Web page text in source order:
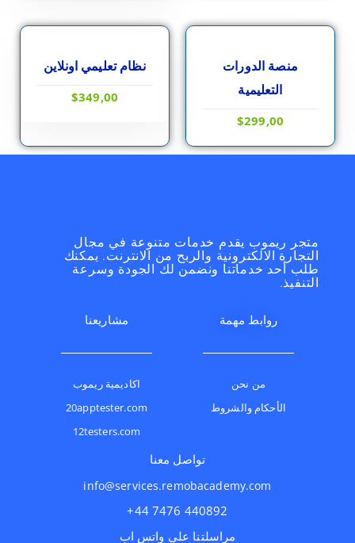
شراء أحد الخيارات
منصة الدورات
التعليمية
$299,00
شراء أحد الخيارات
نظام تعليمي اونلاين
$349,00
متجر ريموب يقدم خدمات متنوعة في مجال
التجارة الالكترونية والربح من الانترنت. يمكنك
طلب أحد خدماتنا ونضمن لك الجودة وسرعة
التنفيذ.
روابط مهمة
من نحن
الأحكام والشروط
مشاريعنا
اكاديمية ريموب
20apptester.com
12testers.com
تواصل معنا
info@services.remobacademy.com
مراسلتنا على واتس اب